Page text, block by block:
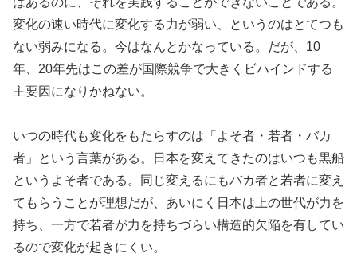
変化の速い時代に変化する力が弱い、というのはとてつも
ない弱みになる。今はなんとかなっている。だが、10
年、20年先はこの差が国際競争で大きくビハインドする
主要因になりかねない。
いつの時代も変化をもたらすのは「よそ者・若者・バカ
者」という言葉がある。日本を変えてきたのはいつも黒船
というよそ者である。同じ変えるにもバカ者と若者に変え
てもらうことが理想だが、あいにく日本は上の世代が力を
持ち、一方で若者が力を持ちづらい構造的欠陥を有してい
るので変化が起きにくい。